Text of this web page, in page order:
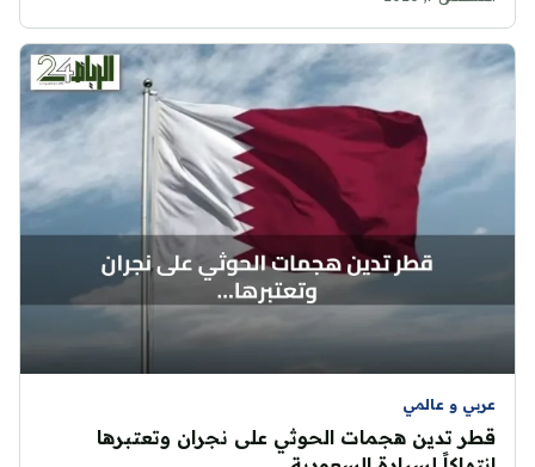
عربي و عالمي
قطر تدين هجمات الحوثي على نجران وتعتبرها